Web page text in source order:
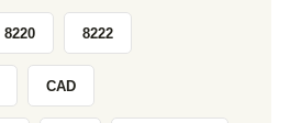
8220 8222
CAD